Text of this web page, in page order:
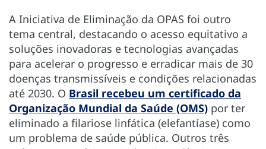
A Iniciativa de Eliminação da OPAS foi outro
tema central, destacando o acesso equitativo a
soluções inovadoras e tecnologias avançadas
para acelerar o progresso e erradicar mais de 30
doenças transmissíveis e condições relacionadas
até 2030. O Brasil recebeu um certificado da
Organização Mundial da Saúde (OMS) por ter
eliminado a filariose linfática (elefantíase) como
um problema de saúde pública. Outros três